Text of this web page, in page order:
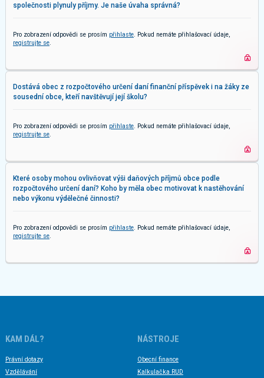
společnosti plynuly příjmy. Je naše úvaha správná?
Pro zobrazení odpovědi se prosím přihlaste . Pokud nemáte přihlašovací údaje,
registrujte se
Dostává obec z rozpočtového určení daní finanční příspěvek i na žáky ze
sousední obce, kteří navštěvují její školu?
Pro zobrazení odpovědi se prosím přihlaste . Pokud nemáte přihlašovací údaje,
registrujte se
Které osoby mohou ovlivňovat výši daňových příjmů obce podle
rozpočtového určení daní? Koho by měla obec motivovat k nastěhování
nebo výkonu výdělečné činnosti?
Pro zobrazení odpovědi se prosím přihlaste . Pokud nemáte přihlašovací údaje,
registrujte se
KAM DÁL?
Právní dotazy
Vzdělávání
NÁSTROJE
Obecní finance
Kalkulačka RUD